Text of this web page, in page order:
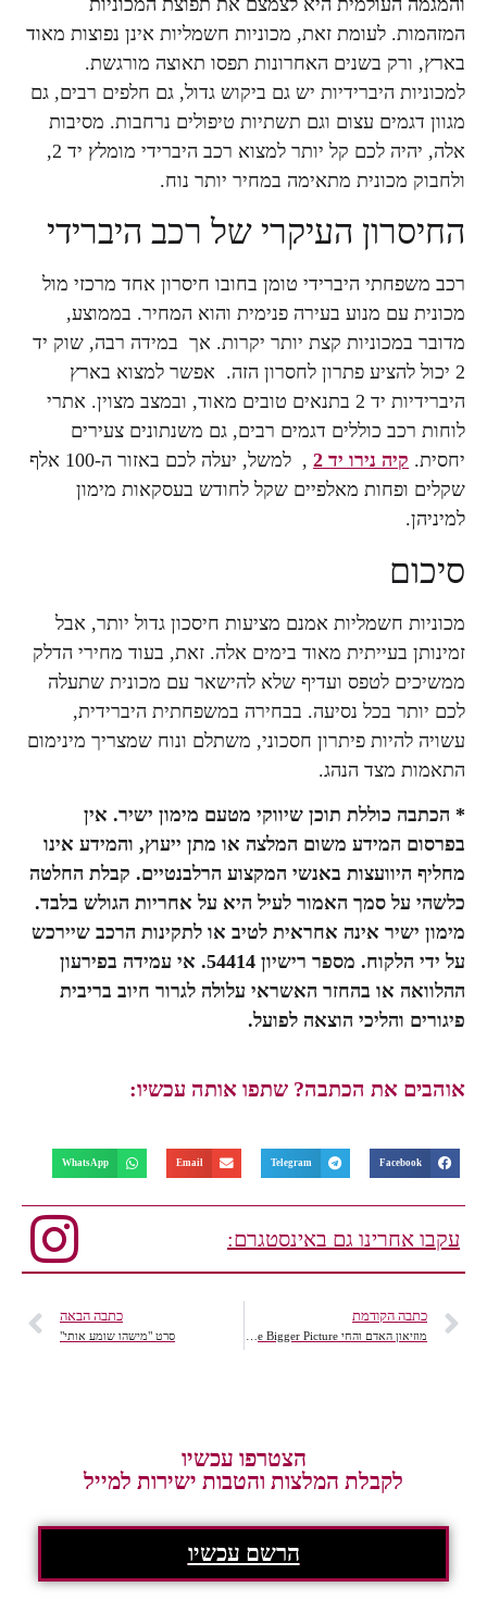
המזהמות. לעומת זאת, מכוניות חשמליות אינן נפוצות מאוד
בארץ, ורק בשנים האחרונות תפסו תאוצה מורגשת.
למכוניות היברידיות יש גם ביקוש גדול, גם חלפים רבים, גם
מגוון דגמים עצום וגם תשתיות טיפולים נרחבות. מסיבות
אלה, יהיה לכם קל יותר למצוא רכב היברידי מומלץ יד 2,
ולחבוק מכונית מתאימה במחיר יותר נוח.
החיסרון העיקרי של רכב היברידי
רכב משפחתי היברידי טומן בחובו חיסרון אחד מרכזי מול
מכונית עם מנוע בעירה פנימית והוא המחיר. בממוצע,
מדובר במכוניות קצת יותר יקרות. אך במידה רבה, שוק יד
2 יכול להציע פתרון לחסרון הזה. אפשר למצוא בארץ
היברידיות יד 2 בתנאים טובים מאוד, ובמצב מצוין. אתרי
לוחות רכב כוללים דגמים רבים, גם משנתונים צעירים
יחסית. קיה נירו יד 2
, למשל, יעלה לכם באזור ה-100 אלף
שקלים ופחות מאלפיים שקל לחודש בעסקאות מימון
למיניהן.
סיכום
מכוניות חשמליות אמנם מציעות חיסכון גדול יותר, אבל
זמינותן בעייתית מאוד בימים אלה. זאת, בעוד מחירי הדלק
ממשיכים לטפס ועדיף שלא להישאר עם מכונית שתעלה
לכם יותר בכל נסיעה. בבחירה במשפחתית היברידית,
עשויה להיות פיתרון חסכוני, משתלם ונוח שמצריך מינימום
התאמות מצד הנהג.
* הכתבה כוללת תוכן שיווקי מטעם מימון ישיר. אין
בפרסום המידע משום המלצה או מתן ייעוץ, והמידע אינו
מחליף היוועצות באנשי המקצוע הרלבנטיים. קבלת החלטה
כלשהי על סמך האמור לעיל היא על אחריות הגולש בלבד.
מימון ישיר אינה אחראית לטיב או לתקינות הרכב שיירכש
על ידי הלקוח. מספר רישיון 54414. אי עמידה בפירעון
ההלוואה או בהחזר האשראי עלולה לגרור חיוב בריבית
פיגורים והליכי הוצאה לפועל.
אוהבים את הכתבה? שתפו אותה עכשיו:
Facebook
Telegram
Email
WhatsApp
עקבו אחרינו גם באינסטגרם:
כתבה הקודמת כתבה הבאה
סרט "מישהו שומע אותי"
הצטרפו עכשיו
לקבלת המלצות והטבות ישירות למייל
הרשם עכשיו